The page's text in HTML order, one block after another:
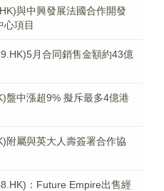
與中興發展法國合作開發
心項目
月合同銷售金額約43億
盤中漲超9% 擬斥最多4億港
附屬與英大人壽簽署合作協
：Future Empire出售經